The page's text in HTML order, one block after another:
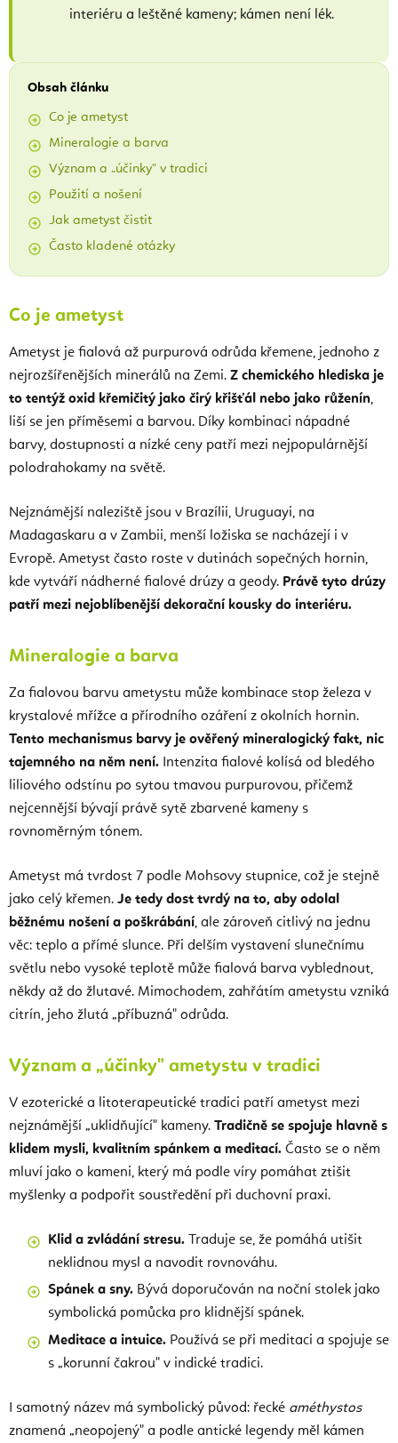
interiéru a leštěné kameny; kámen není lék.
Obsah článku
Co je ametyst
Mineralogie a barva
Význam a „účinky" v tradici
Použití a nošení
Jak ametyst čistit
Často kladené otázky
Co je ametyst
Ametyst je fialová až purpurová odrůda křemene, jednoho z
nejrozšířenějších minerálů na Zemi. Z chemického hlediska je
to tentýž oxid křemičitý jako čirý křišťál nebo jako růženín,
liší se jen příměsemi a barvou. Díky kombinaci nápadné
barvy, dostupnosti a nízké ceny patří mezi nejpopulárnější
polodrahokamy na světě.
Nejznámější naleziště jsou v Brazílii, Uruguayi, na
Madagaskaru a v Zambii, menší ložiska se nacházejí i v
Evropě. Ametyst často roste v dutinách sopečných hornin,
kde vytváří nádherné fialové drúzy a geody. Právě tyto drúzy
patří mezi nejoblíbenější dekorační kousky do interiéru.
Mineralogie a barva
Za fialovou barvu ametystu může kombinace stop železa v
krystalové mřížce a přírodního ozáření z okolních hornin.
Tento mechanismus barvy je ověřený mineralogický fakt, nic
tajemného na něm není. Intenzita fialové kolísá od bledého
liliového odstínu po sytou tmavou purpurovou, přičemž
nejcennější bývají právě sytě zbarvené kameny s
rovnoměrným tónem.
Ametyst má tvrdost 7 podle Mohsovy stupnice, což je stejně
jako celý křemen. Je tedy dost tvrdý na to, aby odolal
běžnému nošení a poškrábání, ale zároveň citlivý na jednu
věc: teplo a přímé slunce. Při delším vystavení slunečnímu
světlu nebo vysoké teplotě může fialová barva vyblednout,
někdy až do žlutavé. Mimochodem, zahřátím ametystu vzniká
citrín, jeho žlutá „příbuzná" odrůda.
Význam a „účinky" ametystu v tradici
V ezoterické a litoterapeutické tradici patří ametyst mezi
nejznámější „uklidňující" kameny. Tradičně se spojuje hlavně s
klidem mysli, kvalitním spánkem a meditací. Často se o něm
mluví jako o kameni, který má podle víry pomáhat ztišit
myšlenky a podpořit soustředění při duchovní praxi.
Klid a zvládání stresu. Traduje se, že pomáhá utišit
neklidnou mysl a navodit rovnováhu.
Spánek a sny. Bývá doporučován na noční stolek jako
symbolická pomůcka pro klidnější spánek.
Meditace a intuice. Používá se při meditaci a spojuje se
s „korunní čakrou" v indické tradici.
I samotný název má symbolický původ: řecké améthystos
znamená „neopojený" a podle antické legendy měl kámen